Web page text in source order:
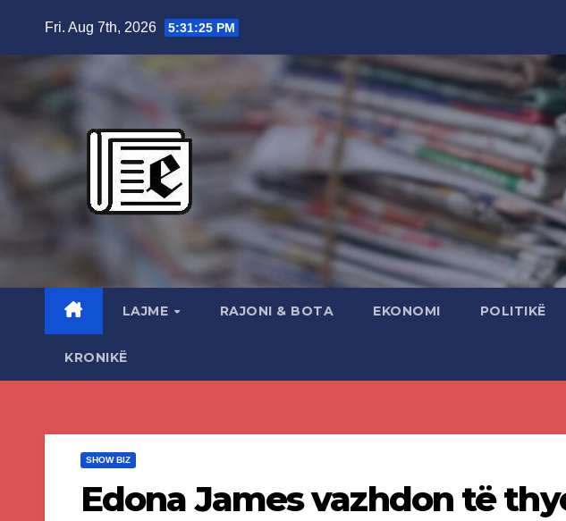
Fri. Aug 7th, 2026 5:31:27 PM
LAJME RAJONI & BOTA EKONOMI POLITIKË
KRONIKË
SHOW BIZ
Edona James vazhdon të